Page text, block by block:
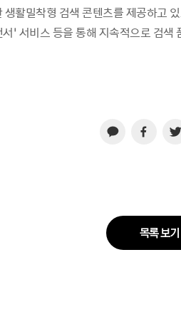
활밀착형 검색 콘텐츠를 제공하고
서’ 서비스 등을 통해 지속적으로 검색
목록 보기